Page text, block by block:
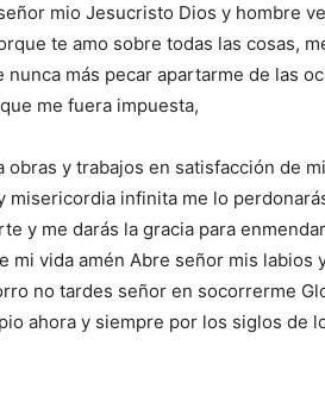
mio Jesucristo Dios y hombre
te amo sobre todas las cosas,
más pecar apartarme de las
me fuera impuesta,
obras y trabajos en satisfacción de
misericordia infinita me lo
y me darás la gracia para
mi vida amén Abre señor mis labios
no tardes señor en socorrerme
ahora y siempre por los siglos de